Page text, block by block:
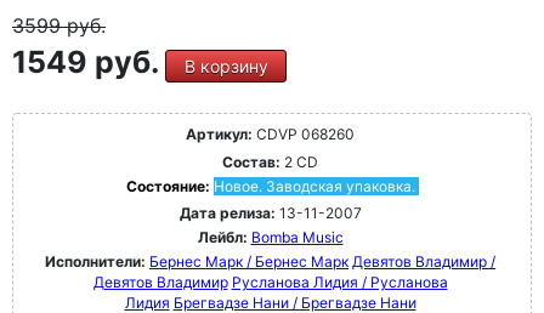
3599руб.
1549 руб. В корзину
Артикул: CDVP 068260
Состав: 2 CD
Состояние: Новое. Заводская упаковка.
Дата релиза: 13-11-2007
Лейбл: Bomba Music
Исполнители: Бернес Марк / Бернес Марк Девятов Владимир /
Девятов Владимир Русланова Лидия / Русланова
Лидия Брегвадзе Нани / Брегвадзе Нани